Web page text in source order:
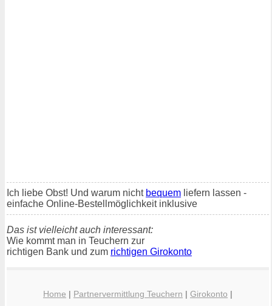
Ich liebe Obst! Und warum nicht bequem liefern lassen -
einfache Online-Bestellmöglichkeit inklusive
Das ist vielleicht auch interessant:
Wie kommt man in Teuchern zur
richtigen Bank und zum richtigen Girokonto
Home | Partnervermittlung Teuchern | Girokonto |